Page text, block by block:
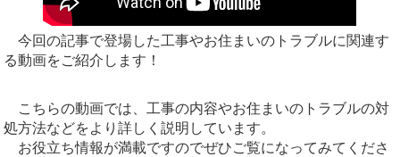
今回の記事で登場した工事やお住まいのトラブルに関連す
る動画をご紹介します！
こちらの動画では、工事の内容やお住まいのトラブルの対
処方法などをより詳しく説明しています。
お役立ち情報が満載ですのでぜひご覧になってみてくださ